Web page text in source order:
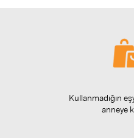
Kullanmadığın
anneye